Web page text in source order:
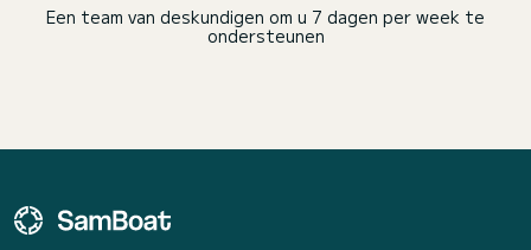
Een team van deskundigen om u 7 dagen per week te
ondersteunen